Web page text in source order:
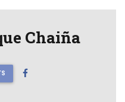
Chaiña